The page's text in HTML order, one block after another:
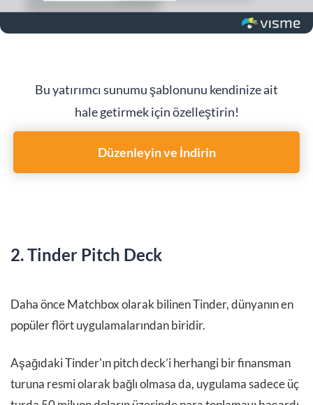
Bu yatırımcı sunumu şablonunu kendinize ait
hale getirmek için özelleştirin!
Düzenleyin ve İndirin
2. Tinder Pitch Deck
Daha önce Matchbox olarak bilinen Tinder, dünyanın en
popüler flört uygulamalarından biridir.
Aşağıdaki Tinder'ın pitch deck’i herhangi bir finansman
turuna resmi olarak bağlı olmasa da, uygulama sadece üç